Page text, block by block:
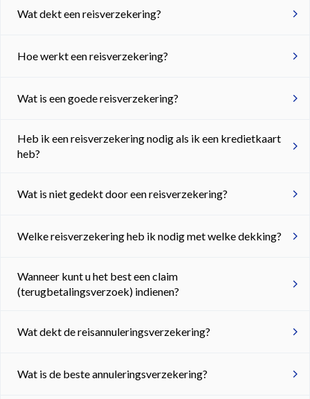
Wat dekt een reisverzekering?
Hoe werkt een reisverzekering?
Wat is een goede reisverzekering?
Heb ik een reisverzekering nodig als ik een kredietkaart
heb?
Wat is niet gedekt door een reisverzekering?
Welke reisverzekering heb ik nodig met welke dekking?
Wanneer kunt u het best een claim
(terugbetalingsverzoek) indienen?
Wat dekt de reisannuleringsverzekering?
Wat is de beste annuleringsverzekering?